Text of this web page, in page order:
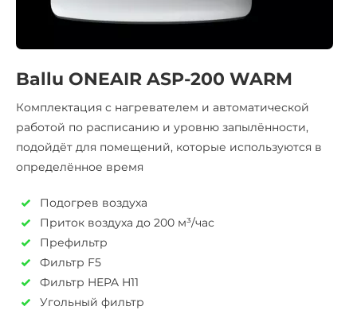
Ballu ONEAIR ASP-200 WARM
Комплектация с нагревателем и автоматической
работой по расписанию и уровню запылённости,
подойдёт для помещений, которые используются в
определённое время
Подогрев воздуха
Приток воздуха до 200 м³/час
Префильтр
Фильтр F5
Фильтр HEPA H11
Угольный фильтр